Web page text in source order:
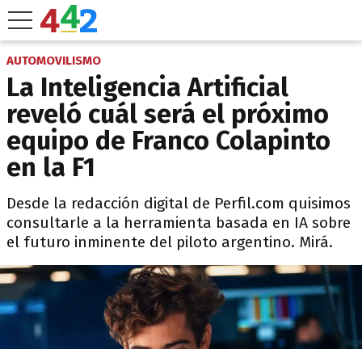
AUTOMOVILISMO
La Inteligencia Artificial
reveló cuál será el próximo
equipo de Franco Colapinto
en la F1
Desde la redacción digital de Perfil.com quisimos
consultarle a la herramienta basada en IA sobre
el futuro inminente del piloto argentino. Mirá.